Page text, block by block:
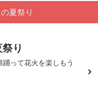
夏祭り
り
って花火を楽しもう